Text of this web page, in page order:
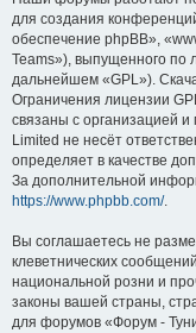
для создания
обеспечение phpBB»,
Teams»), выпущенного по
дальнейшем «GPL»).
Ограничения лицензии
связаны с организацией
Limited не несёт
определяет в качестве
За дополнительной
https://www.phpbb.com/.
Вы соглашаетесь не
клеветнических
национальной розни и
законы вашей страны,
для форумов «Форум -